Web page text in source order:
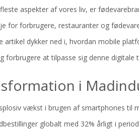
aspekter af vores liv, er
for forbrugere, restauranter og
artikel dykker ned i, hvordan mobile
forbrugere at tilpasse sig denne digitale
i
vækst i brugen af smartphones til
globalt med 32% årligt i